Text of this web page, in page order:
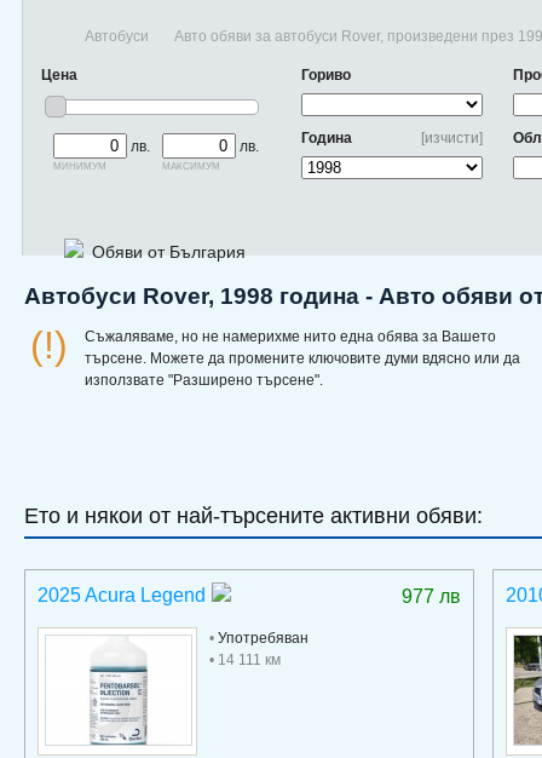
Автобуси Авто обяви за автобуси Rover, произведени през
Цена
лв.
минимум
лв.
максимум
Гориво
[изчисти]
Година
Обяви от България
Автобуси Rover, 1998 година - Авто обяви
(!)
Съжаляваме, но не намерихме нито една обява за Вашето
търсене. Можете да промените ключовите думи вдясно или да
използвате "Разширено търсене".
Ето и някои от най-търсените активни обяви:
977 лв
2025 Acura Legend
• Употребяван
• 14 111 км